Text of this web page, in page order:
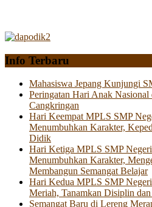
Info Terbaru
Mahasiswa Jepang Kunjungi
Peringatan Hari Anak
Cangkringan
Hari Keempat MPLS SMP
Menumbuhkan Karakter,
Didik
Hari Ketiga MPLS SMP
Menumbuhkan Karakter,
Membangun Semangat Belajar
Hari Kedua MPLS SMP
Meriah, Tanamkan Disiplin
Semangat Baru di Lereng